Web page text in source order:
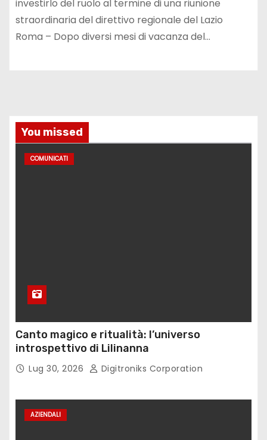
investirlo del ruolo al termine di una riunione
straordinaria del direttivo regionale del Lazio
Roma – Dopo diversi mesi di vacanza del…
You missed
COMUNICATI
Canto magico e ritualità: l’universo
introspettivo di Lilinanna
Lug 30, 2026 Digitroniks Corporation
AZIENDALI